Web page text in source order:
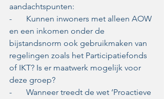
aandachtspunten:
-       Kunnen inwoners met alleen AOW
en een inkomen onder de
bijstandsnorm ook gebruikmaken van
regelingen zoals het Participatiefonds
of IKT? Is er maatwerk mogelijk voor
deze groep?
-       Wanneer treedt de wet ‘Proactieve